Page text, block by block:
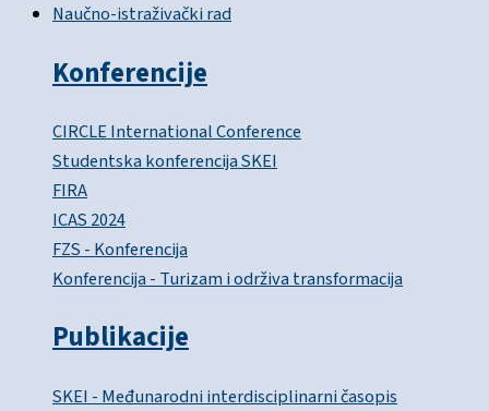
Naučno-istraživački rad
Konferencije
CIRCLE International Conference
Studentska konferencija SKEI
FIRA
ICAS 2024
FZS - Konferencija
Konferencija - Turizam i održiva transformacija
Publikacije
SKEI - Međunarodni interdisciplinarni časopis